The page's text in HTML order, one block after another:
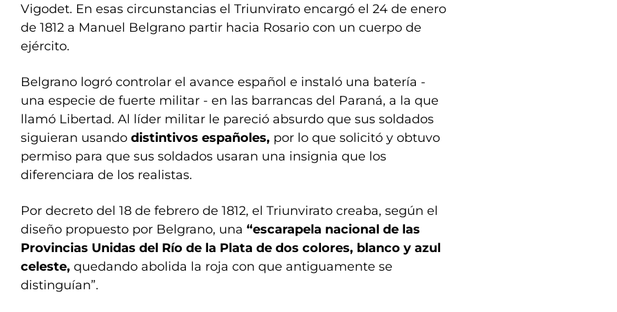
Vigodet. En esas circunstancias el Triunvirato encargó el 24 de enero
de 1812 a Manuel Belgrano partir hacia Rosario con un cuerpo de
ejército.
Belgrano logró controlar el avance español e instaló una batería -
una especie de fuerte militar - en las barrancas del Paraná, a la que
llamó Libertad. Al líder militar le pareció absurdo que sus soldados
siguieran usando distintivos españoles, por lo que solicitó y obtuvo
permiso para que sus soldados usaran una insignia que los
diferenciara de los realistas.
Por decreto del 18 de febrero de 1812, el Triunvirato creaba, según el
diseño propuesto por Belgrano, una “escarapela nacional de las
Provincias Unidas del Río de la Plata de dos colores, blanco y azul
celeste, quedando abolida la roja con que antiguamente se
distinguían”.